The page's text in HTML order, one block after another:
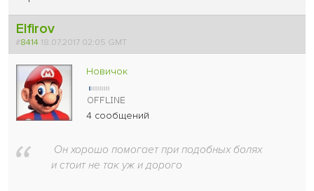
Elfirov
#8414 18.07.2017 02:05 GMT
Новичок
4 сообщений
Он хорошо помогает при подобных болях
и стоит не так уж и дорого